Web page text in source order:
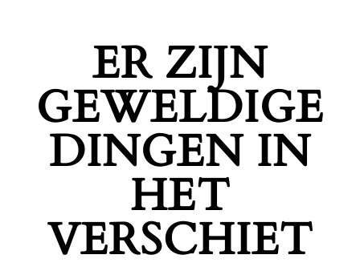
ER ZIJN
GEWELDIGE
DINGEN IN
HET
VERSCHIET